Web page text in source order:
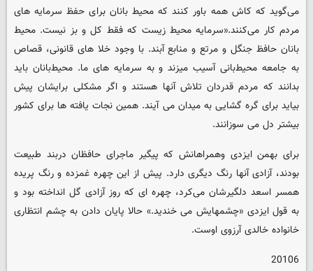
می‌گوید که کاش همه باور کنند که محیط بانان برای حفظ سرمایه های
مردم کار می‌کنند.«سرمایه محیط زیست که فقط کل و بز نیست. محیط
بانان حافظ جنگل و مرتع و منابع آبند. با وجود خلا های قانونی، قصاص
به جامعه محیط‌بانی آسیب میزند و به سرمایه های ما. محیط‌بانان باید
بدانند که مردم قدردان تلاش آنها هستند و اگر مشکلی برایشان پیش
بیاید برای گره گشایی به میدان می آیند. همین نجات یافته ها برای کشور
بیشتر دل می سوزانند.
برای بهمن ایزدی وهمراهانش که پیگیر ماجرای حافظان دربند طبیعت
بودند، آزادی آنها رنگ دیگری دارد. پیش از این چهره غمزده و رنگ پریده
همسر اسعد دلگیرشان می‌کرد، چهره ای که روز آزادی گل انداخته بود و
به قول ایزدی «چشمهایش می خندید.» حالا پایان دادن به چشم انتظاری
خانواده خالدی آرزوی اوست.
20106